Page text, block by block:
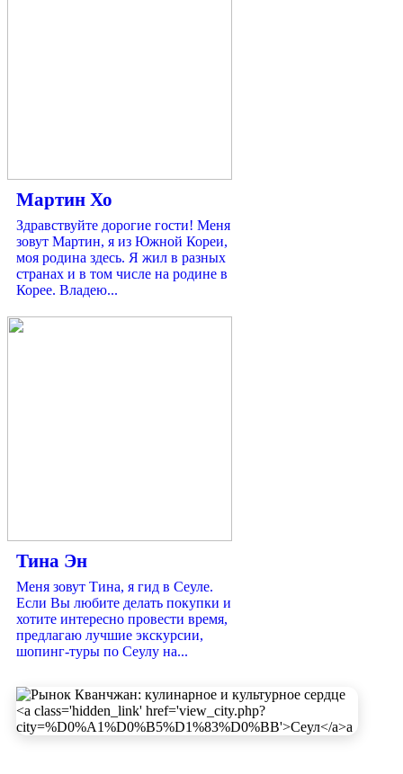
Мартин Хо
Здравствуйте дорогие гости! Меня
зовут Мартин, я из Южной Кореи,
моя родина здесь. Я жил в разных
странах и в том числе на родине в
Корее. Владею...
Тина Эн
Меня зовут Тина, я гид в Сеуле.
Если Вы любите делать покупки и
хотите интересно провести время,
предлагаю лучшие экскурсии,
шопинг-туры по Сеулу на...